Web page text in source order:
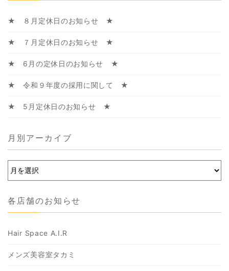
★ ８月定休日のお知らせ ★
★ ７月定休日のお知らせ ★
★ 6月の定休日のお知らせ ★
★ 令和９年度の採用に関して ★
★ 5月定休日のお知らせ ★
月別アーカイブ
各店舗のお知らせ
Hair Space A.I.R
メンズ美容室タカミ